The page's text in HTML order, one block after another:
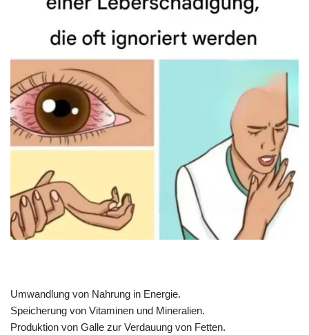
Umwandlung von Nahrung in Energie.
Speicherung von Vitaminen und Mineralien.
Produktion von Galle zur Verdauung von Fetten.